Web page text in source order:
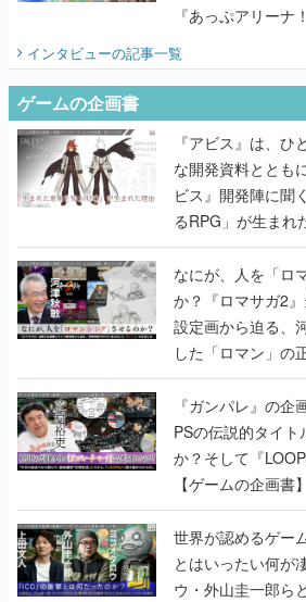
『あっぷアリーナ
インタビューの記事一覧
ゲームの企画書
『アビス』は、
な開発資料ととも
ビス』開発陣に聞
るRPG」が生まれ
書】
なにが、人を「ロ
か？『ロマサガ2
設定画から迫る、
した「ロマン」の
書】
『ガンパレ』の
PSの伝説的タイ
か？そして『
【ゲームの企画書】
世界が認めるゲー
とはいったい何が
ウ・外山圭一郎ら